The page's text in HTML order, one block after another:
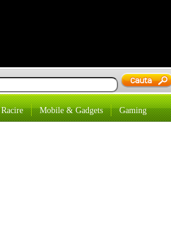
Racire Mobile & Gadgets Gaming